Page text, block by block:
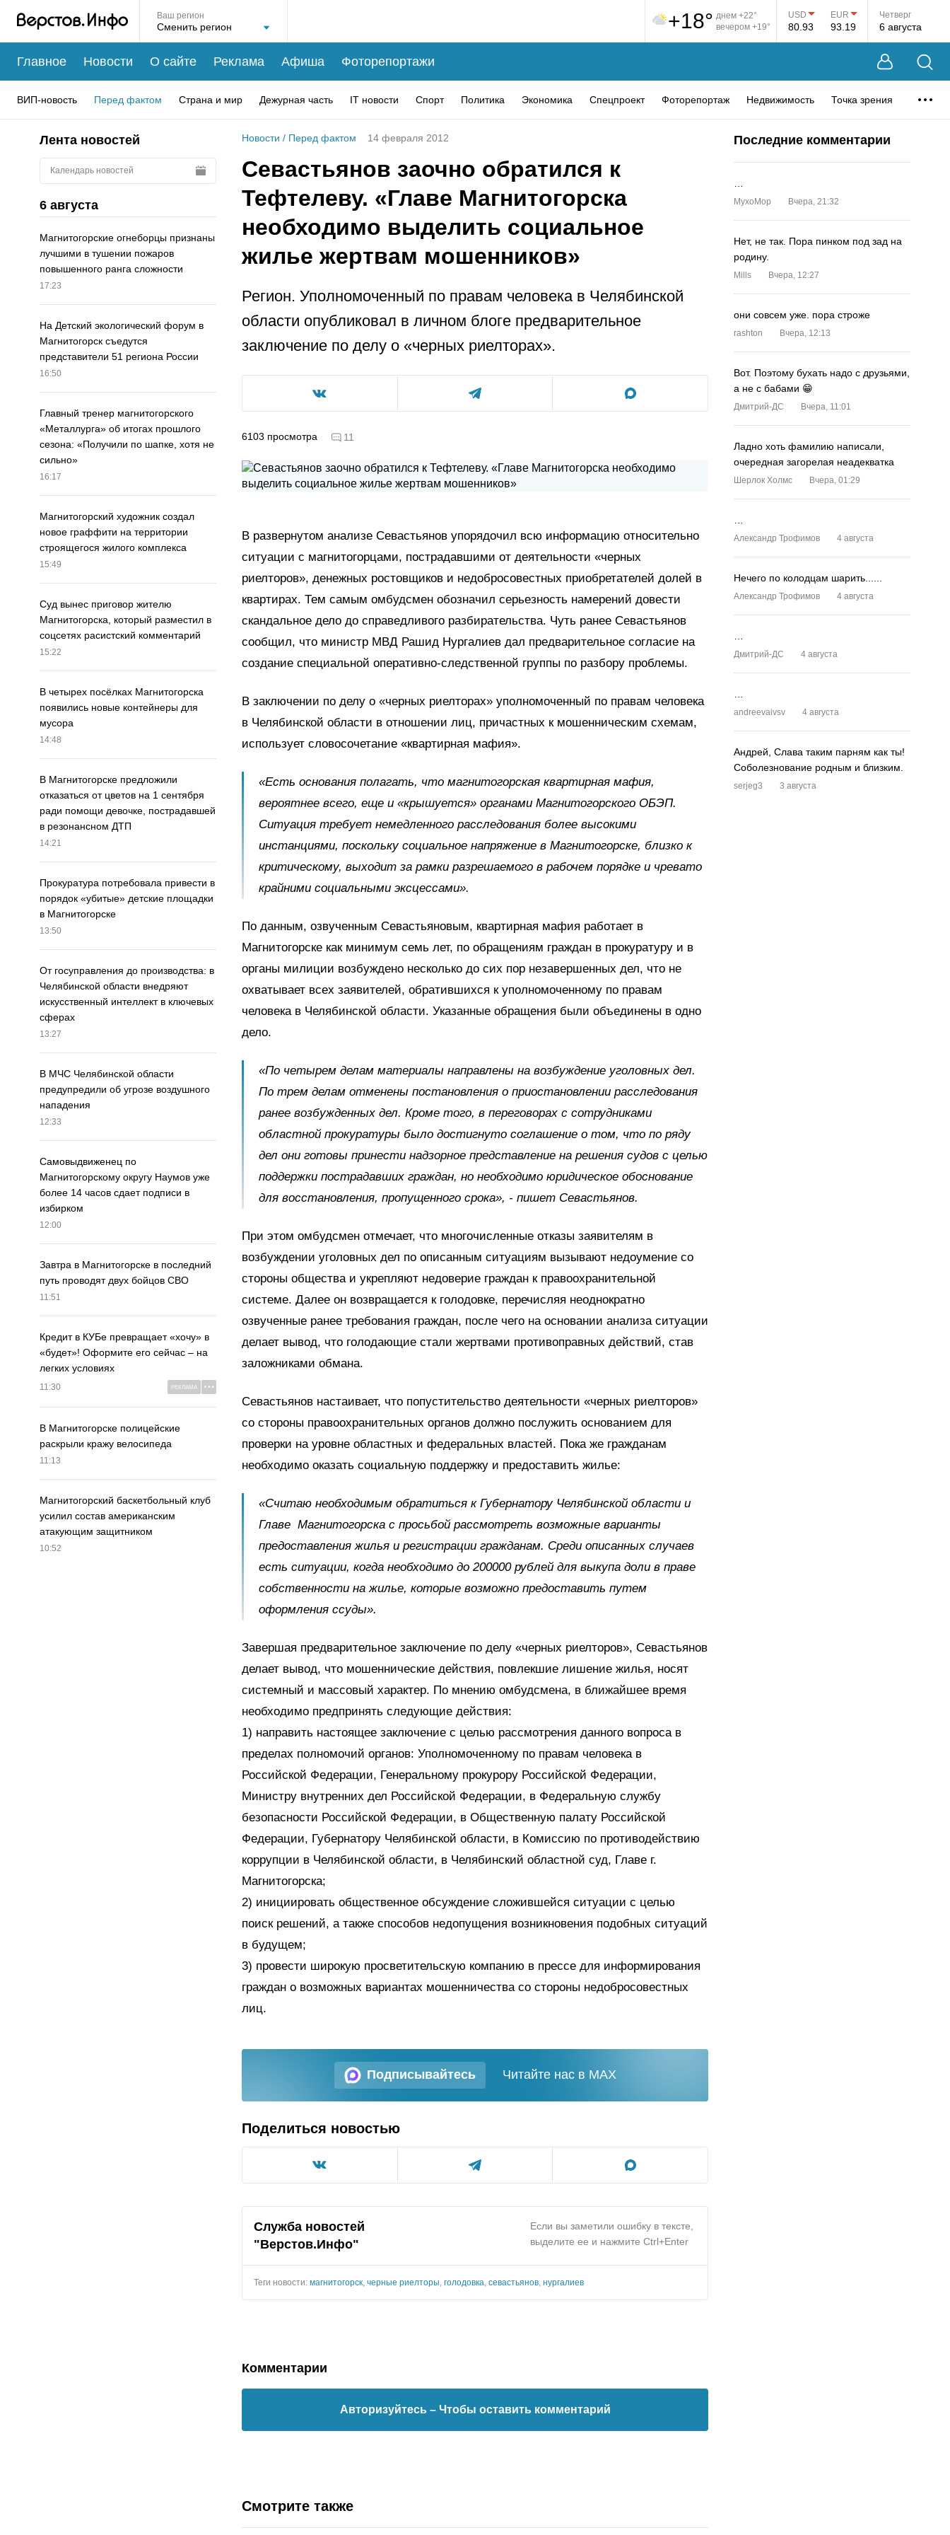
Ваш регион +18° днем +22°
вечером +19°
USD
80.93
EUR
93.19
Четверг
6 августа
Главное Новости О сайте Реклама Афиша Фоторепортажи
ВИП-новость Перед фактом Страна и мир Дежурная часть IT новости Спорт Политика Экономика Спецпроект Фоторепортаж Недвижимость Точка зрения
Лента новостей
Календарь новостей
6 августа
Магнитогорские огнеборцы признаны
лучшими в тушении пожаров
повышенного ранга сложности
17:23
На Детский экологический форум в
Магнитогорск съедутся
представители 51 региона России
16:50
Главный тренер магнитогорского
«Металлурга» об итогах прошлого
сезона: «Получили по шапке, хотя не
сильно»
16:17
Магнитогорский художник создал
новое граффити на территории
строящегося жилого комплекса
15:49
Суд вынес приговор жителю
Магнитогорска, который разместил в
соцсетях расистский комментарий
15:22
В четырех посёлках Магнитогорска
появились новые контейнеры для
мусора
14:48
В Магнитогорске предложили
отказаться от цветов на 1 сентября
ради помощи девочке, пострадавшей
в резонансном ДТП
14:21
Прокуратура потребовала привести в
порядок «убитые» детские площадки
в Магнитогорске
13:50
От госуправления до производства: в
Челябинской области внедряют
искусственный интеллект в ключевых
сферах
13:27
В МЧС Челябинской области
предупредили об угрозе воздушного
нападения
12:33
Самовыдвиженец по
Магнитогорскому округу Наумов уже
более 14 часов сдает подписи в
избирком
12:00
Завтра в Магнитогорске в последний
путь проводят двух бойцов СВО
11:51
Кредит в КУБе превращает «хочу» в
«будет»! Оформите его сейчас – на
легких условиях
11:30 РЕКЛАМА
В Магнитогорске полицейские
раскрыли кражу велосипеда
11:13
Магнитогорский баскетбольный клуб
усилил состав американским
атакующим защитником
10:52
Новости / Перед фактом 14 февраля 2012
Севастьянов заочно обратился к
Тефтелеву. «Главе Магнитогорска
необходимо выделить социальное
жилье жертвам мошенников»
Регион. Уполномоченный по правам человека в Челябинской
области опубликовал в личном блоге предварительное
заключение по делу о «черных риелторах».
6103 просмотра 11
В развернутом анализе Севастьянов упорядочил всю информацию относительно
ситуации с магнитогорцами, пострадавшими от деятельности «черных
риелторов», денежных ростовщиков и недобросовестных приобретателей долей в
квартирах. Тем самым омбудсмен обозначил серьезность намерений довести
скандальное дело до справедливого разбирательства. Чуть ранее Севастьянов
сообщил, что министр МВД Рашид Нургалиев дал предварительное согласие на
создание специальной оперативно-следственной группы по разбору проблемы.
В заключении по делу о «черных риелторах» уполномоченный по правам человека
в Челябинской области в отношении лиц, причастных к мошенническим схемам,
использует словосочетание «квартирная мафия».
«Есть основания полагать, что магнитогорская квартирная мафия,
вероятнее всего, еще и «крышуется» органами Магнитогорского ОБЭП.
Ситуация требует немедленного расследования более высокими
инстанциями, поскольку социальное напряжение в Магнитогорске, близко к
критическому, выходит за рамки разрешаемого в рабочем порядке и чревато
крайними социальными эксцессами».
По данным, озвученным Севастьяновым, квартирная мафия работает в
Магнитогорске как минимум семь лет, по обращениям граждан в прокуратуру и в
органы милиции возбуждено несколько до сих пор незавершенных дел, что не
охватывает всех заявителей, обратившихся к уполномоченному по правам
человека в Челябинской области. Указанные обращения были объединены в одно
дело.
«По четырем делам материалы направлены на возбуждение уголовных дел.
По трем делам отменены постановления о приостановлении расследования
ранее возбужденных дел. Кроме того, в переговорах с сотрудниками
областной прокуратуры было достигнуто соглашение о том, что по ряду
дел они готовы принести надзорное представление на решения судов с целью
поддержки пострадавших граждан, но необходимо юридическое обоснование
для восстановления, пропущенного срока», - пишет Севастьянов.
При этом омбудсмен отмечает, что многочисленные отказы заявителям в
возбуждении уголовных дел по описанным ситуациям вызывают недоумение со
стороны общества и укрепляют недоверие граждан к правоохранительной
системе. Далее он возвращается к голодовке, перечисляя неоднократно
озвученные ранее требования граждан, после чего на основании анализа ситуации
делает вывод, что голодающие стали жертвами противоправных действий, став
заложниками обмана.
Севастьянов настаивает, что попустительство деятельности «черных риелторов»
со стороны правоохранительных органов должно послужить основанием для
проверки на уровне областных и федеральных властей. Пока же гражданам
необходимо оказать социальную поддержку и предоставить жилье:
«Считаю необходимым обратиться к Губернатору Челябинской области и
Главе Магнитогорска с просьбой рассмотреть возможные варианты
предоставления жилья и регистрации гражданам. Среди описанных случаев
есть ситуации, когда необходимо до 200000 рублей для выкупа доли в праве
собственности на жилье, которые возможно предоставить путем
оформления ссуды».
Завершая предварительное заключение по делу «черных риелторов», Севастьянов
делает вывод, что мошеннические действия, повлекшие лишение жилья, носят
системный и массовый характер. По мнению омбудсмена, в ближайшее время
необходимо предпринять следующие действия:
1) направить настоящее заключение с целью рассмотрения данного вопроса в
пределах полномочий органов: Уполномоченному по правам человека в
Российской Федерации, Генеральному прокурору Российской Федерации,
Министру внутренних дел Российской Федерации, в Федеральную службу
безопасности Российской Федерации, в Общественную палату Российской
Федерации, Губернатору Челябинской области, в Комиссию по противодействию
коррупции в Челябинской области, в Челябинский областной суд, Главе г.
Магнитогорска;
2) инициировать общественное обсуждение сложившейся ситуации с целью
поиск решений, а также способов недопущения возникновения подобных ситуаций
в будущем;
3) провести широкую просветительскую компанию в прессе для информирования
граждан о возможных вариантах мошенничества со стороны недобросовестных
лиц.
Подписывайтесь Читайте нас в MAX
Поделиться новостью
Служба новостей
"Верстов.Инфо"
Если вы заметили ошибку в тексте,
выделите ее и нажмите Ctrl+Enter
Теги новости: магнитогорск черные риелторы голодовка севастьянов нургалиев
Комментарии
Авторизуйтесь – Чтобы оставить комментарий
Смотрите также
Последние комментарии
MyxoMop Вчера, 21:32
Нет, не так. Пора пинком под зад на
родину.
Mills Вчера, 12:27
они совсем уже. пора строже
rashton Вчера, 12:13
Вот. Поэтому бухать надо с друзьями,
а не с бабами 😁
Дмитрий-ДС Вчера, 11:01
Ладно хоть фамилию написали,
очередная загорелая неадекватка
Шерлок Холмс Вчера, 01:29
Александр Трофимов 4 августа
Нечего по колодцам шарить......
Александр Трофимов 4 августа
Дмитрий-ДС 4 августа
andreevaivsv 4 августа
Андрей, Слава таким парням как ты!
Соболезнование родным и близким.
serjeg3 3 августа